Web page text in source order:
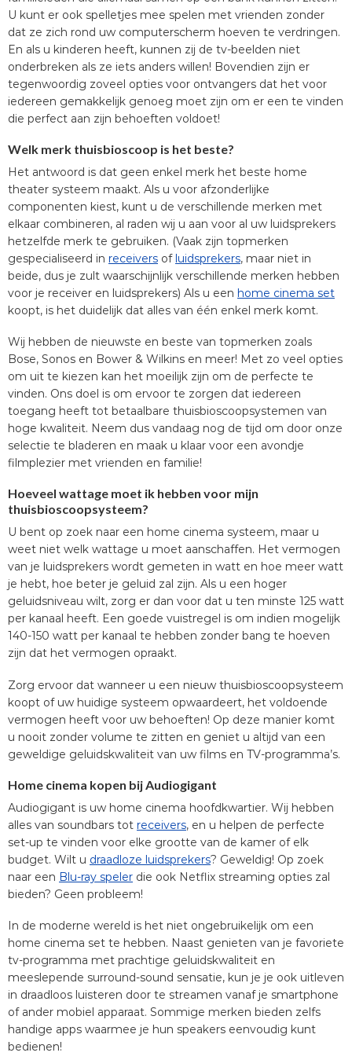
U kunt er ook spelletjes mee spelen met vrienden zonder
dat ze zich rond uw computerscherm hoeven te verdringen.
En als u kinderen heeft, kunnen zij de tv-beelden niet
onderbreken als ze iets anders willen! Bovendien zijn er
tegenwoordig zoveel opties voor ontvangers dat het voor
iedereen gemakkelijk genoeg moet zijn om er een te vinden
die perfect aan zijn behoeften voldoet!
Welk merk thuisbioscoop is het beste?
Het antwoord is dat geen enkel merk het beste home
theater systeem maakt. Als u voor afzonderlijke
componenten kiest, kunt u de verschillende merken met
elkaar combineren, al raden wij u aan voor al uw luidsprekers
hetzelfde merk te gebruiken. (Vaak zijn topmerken
gespecialiseerd in receivers ofluidsprekers, maar niet in
beide, dus je zult waarschijnlijk verschillende merken hebben
voor je receiver en luidsprekers) Als u een home cinema set
koopt, is het duidelijk dat alles van één enkel merk komt.
Wij hebben de nieuwste en beste van topmerken zoals
Bose, Sonos en Bower & Wilkins en meer! Met zo veel opties
om uit te kiezen kan het moeilijk zijn om de perfecte te
vinden. Ons doel is om ervoor te zorgen dat iedereen
toegang heeft tot betaalbare thuisbioscoopsystemen van
hoge kwaliteit. Neem dus vandaag nog de tijd om door onze
selectie te bladeren en maak u klaar voor een avondje
filmplezier met vrienden en familie!
Hoeveel wattage moet ik hebben voor mijn
thuisbioscoopsysteem?
U bent op zoek naar een home cinema systeem, maar u
weet niet welk wattage u moet aanschaffen. Het vermogen
van je luidsprekers wordt gemeten in watt en hoe meer watt
je hebt, hoe beter je geluid zal zijn. Als u een hoger
geluidsniveau wilt, zorg er dan voor dat u ten minste 125 watt
per kanaal heeft. Een goede vuistregel is om indien mogelijk
140-150 watt per kanaal te hebben zonder bang te hoeven
zijn dat het vermogen opraakt.
Zorg ervoor dat wanneer u een nieuw thuisbioscoopsysteem
koopt of uw huidige systeem opwaardeert, het voldoende
vermogen heeft voor uw behoeften! Op deze manier komt
u nooit zonder volume te zitten en geniet u altijd van een
geweldige geluidskwaliteit van uw films en TV-programma’s.
Home cinema kopen bij Audiogigant
Audiogigant is uw home cinema hoofdkwartier. Wij hebben
alles van soundbars tot receivers, en u helpen de perfecte
set-up te vinden voor elke grootte van de kamer of elk
budget. Wilt u draadloze luidsprekers? Geweldig! Op zoek
naar een Blu-ray speler die ook Netflix streaming opties zal
bieden? Geen probleem!
In de moderne wereld is het niet ongebruikelijk om een
home cinema set te hebben. Naast genieten van je favoriete
tv-programma met prachtige geluidskwaliteit en
meeslepende surround-sound sensatie, kun je je ook uitleven
in draadloos luisteren door te streamen vanaf je smartphone
of ander mobiel apparaat. Sommige merken bieden zelfs
handige apps waarmee je hun speakers eenvoudig kunt
bedienen!